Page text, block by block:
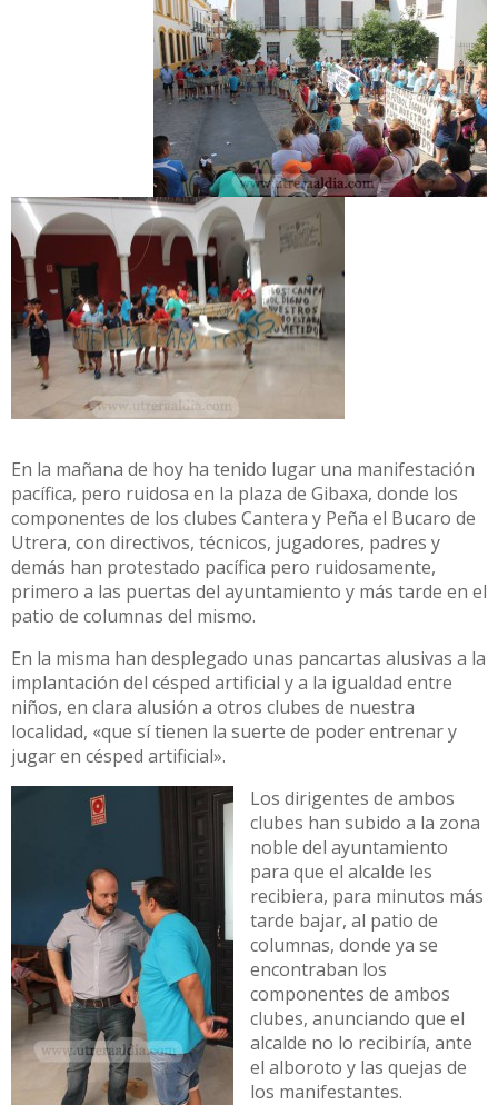
En la mañana de hoy ha tenido lugar una manifestación
pacífica, pero ruidosa en la plaza de Gibaxa, donde los
componentes de los clubes Cantera y Peña el Bucaro de
Utrera, con directivos, técnicos, jugadores, padres y
demás han protestado pacífica pero ruidosamente,
primero a las puertas del ayuntamiento y más tarde en el
patio de columnas del mismo.
En la misma han desplegado unas pancartas alusivas a la
implantación del césped artificial y a la igualdad entre
niños, en clara alusión a otros clubes de nuestra
localidad, «que sí tienen la suerte de poder entrenar y
jugar en césped artificial».
Los dirigentes de ambos
clubes han subido a la zona
noble del ayuntamiento
para que el alcalde les
recibiera, para minutos más
tarde bajar, al patio de
columnas, donde ya se
encontraban los
componentes de ambos
clubes, anunciando que el
alcalde no lo recibiría, ante
el alboroto y las quejas de
los manifestantes.